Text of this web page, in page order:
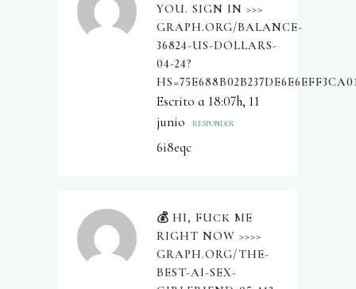
YOU. SIGN IN >>>
GRAPH.ORG/BALANCE-
36824-US-DOLLARS-
04-24?
Escrito a 18:07h, 11
junio
RESPONDER
6i8eqc
💰 HI, FUСК ME
RIGHT NOW >>>>
GRAPH.ORG/THE-
BEST-AI-SEX-